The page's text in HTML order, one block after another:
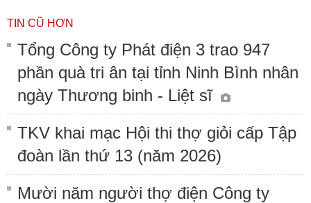
TIN CŨ HƠN
Tổng Công ty Phát điện 3 trao 947
phần quà tri ân tại tỉnh Ninh Bình nhân
ngày Thương binh - Liệt sĩ
TKV khai mạc Hội thi thợ giỏi cấp Tập
đoàn lần thứ 13 (năm 2026)
Mười năm người thợ điện Công ty